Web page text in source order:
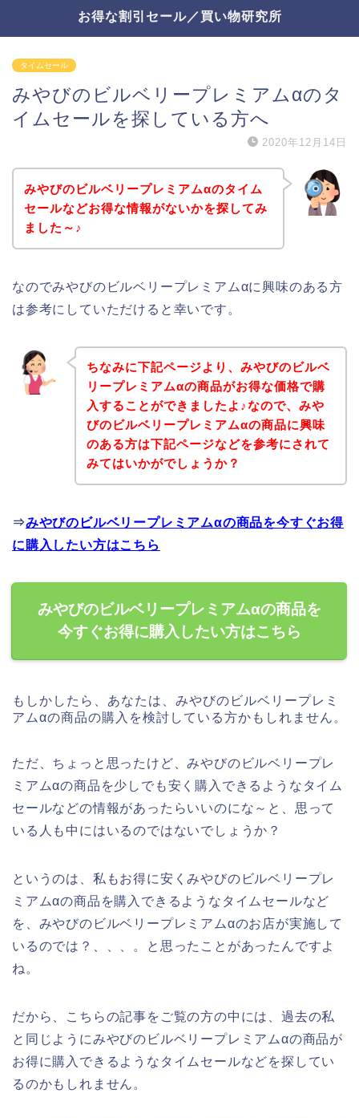
お得な割引セール／買い物研究所
タイムセール
みやびのビルベリープレミアムαのタ
イムセールを探している方へ
2020年12月14日
みやびのビルベリープレミアムαのタイム
セールなどお得な情報がないかを探してみ
ました～♪
なのでみやびのビルベリープレミアムαに興味のある方
は参考にしていただけると幸いです。
ちなみに下記ページより、みやびのビルベ
リープレミアムαの商品がお得な価格で購
入することができましたよ♪なので、みや
びのビルベリープレミアムαの商品に興味
のある方は下記ページなどを参考にされて
みてはいかがでしょうか？
⇒みやびのビルベリープレミアムαの商品を今すぐお得
に購入したい方はこちら
みやびのビルベリープレミアムαの商品を
今すぐお得に購入したい方はこちら
もしかしたら、あなたは、みやびのビルベリープレミ
アムαの商品の購入を検討している方かもしれません。
ただ、ちょっと思ったけど、みやびのビルベリープレ
ミアムαの商品を少しでも安く購入できるようなタイム
セールなどの情報があったらいいのにな～と、思って
いる人も中にはいるのではないでしょうか？
というのは、私もお得に安くみやびのビルベリープレ
ミアムαの商品を購入できるようなタイムセールなど
を、みやびのビルベリープレミアムαのお店が実施して
いるのでは？、、、。と思ったことがあったんですよ
ね。
だから、こちらの記事をご覧の方の中には、過去の私
と同じようにみやびのビルベリープレミアムαの商品が
お得に購入できるようなタイムセールなどを探してい
るのかもしれません。